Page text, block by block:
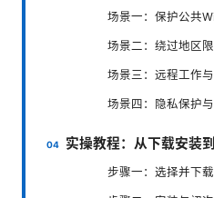
场景一：保护公共
场景二：绕过地区
场景三：远程工作
场景四：隐私保护
实操教程：从下载安装
步骤一：选择并下